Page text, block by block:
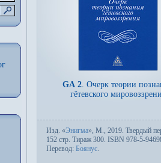
GA 2. Очерк теории
гётевского
Изд. «Энигма», М., 2019. Твер­дый
152 стр. Тираж 300. ISBN 978-5-
Пере­вод: Боянус.